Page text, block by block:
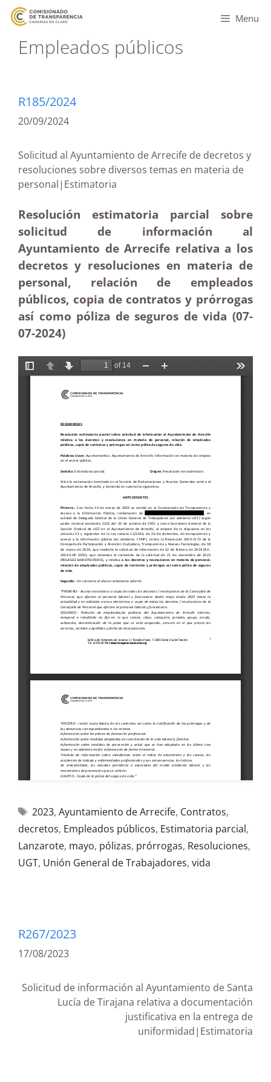
Menu
Empleados públicos
R185/2024
20/09/2024
Solicitud al Ayuntamiento de Arrecife de decretos y
resoluciones sobre diversos temas en materia de
personal|Estimatoria
Resolución estimatoria parcial sobre
solicitud de información al
Ayuntamiento de Arrecife relativa a los
decretos y resoluciones en materia de
personal, relación de empleados
públicos, copia de contratos y prórrogas
así como póliza de seguros de vida (07-
07-2024)
2023, Ayuntamiento de Arrecife, Contratos,
decretos, Empleados públicos, Estimatoria parcial,
Lanzarote, mayo, pólizas, prórrogas, Resoluciones,
UGT, Unión General de Trabajadores, vida
R267/2023
17/08/2023
Solicitud de información al Ayuntamiento de Santa
Lucía de Tirajana relativa a documentación
justificativa en la entrega de
uniformidad|Estimatoria